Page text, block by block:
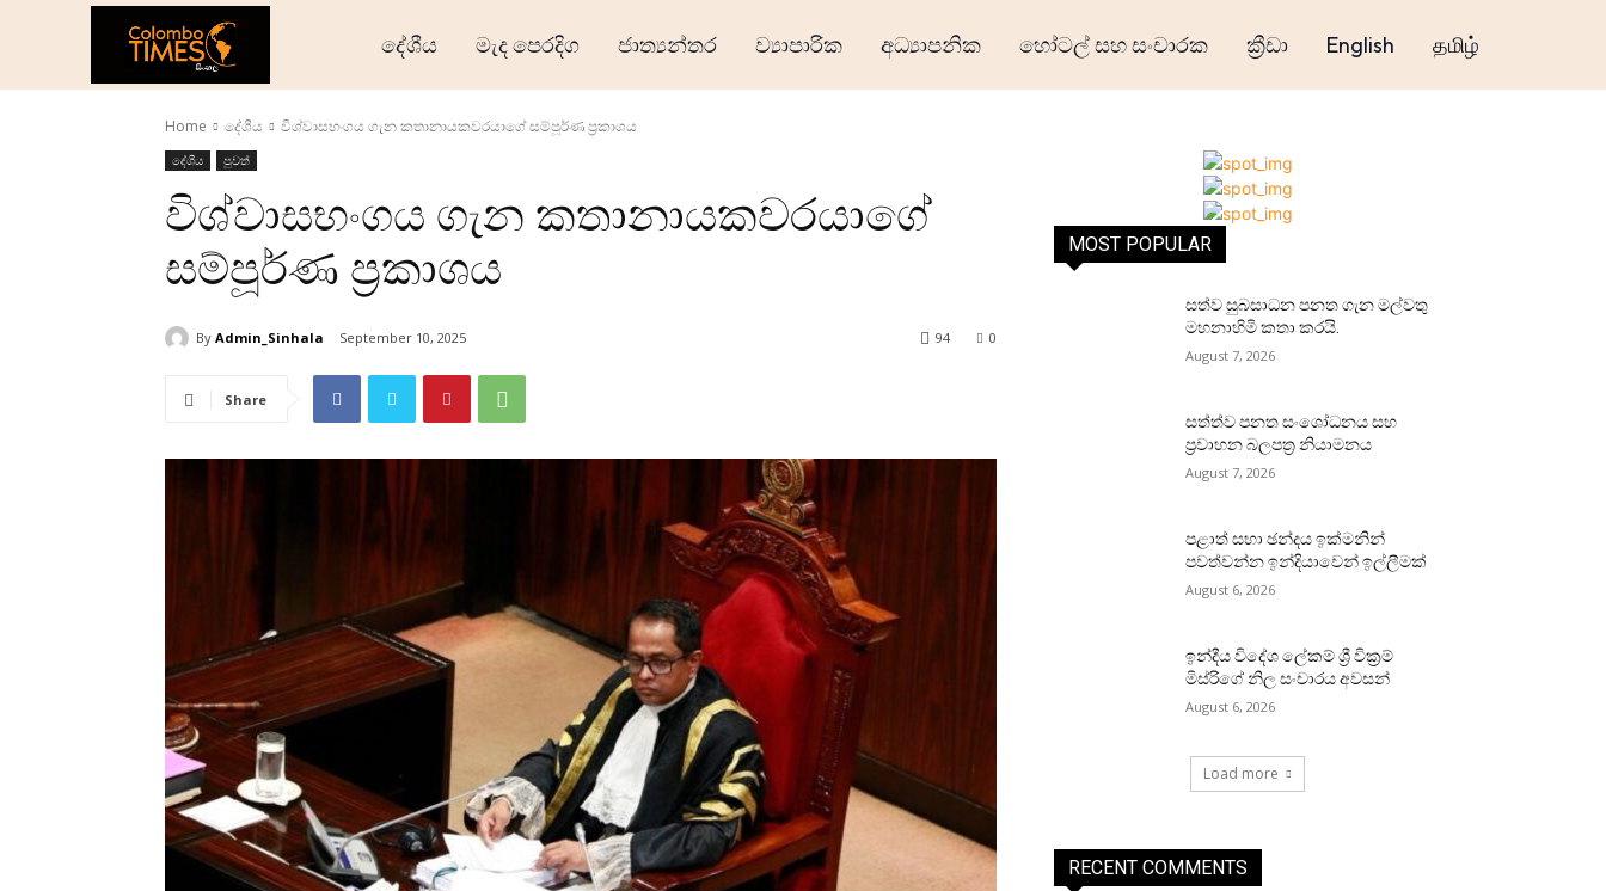
දේශීය මැද පෙරදිග ජාත්‍යන්තර ව්‍යාපාරික අධ්‍යාපනික හෝටල් සහ සංචාරක ක්‍රීඩා English தமிழ்
Home දේශීය විශ්වාසභංගය ගැන කතානායකවරයාගේ සම්පූර්ණ ප්‍රකාශය
දේශීය පුවත්
විශ්වාසභංගය ගැන කතානායකවරයාගේ
සම්පූර්ණ ප්‍රකාශය
By Admin_Sinhala September 10, 2025 0
94
Share
MOST POPULAR
සත්ව සුබසාධන පනත ගැන මල්වතු
මහනාහිමි කතා කරයි.
August 7, 2026
සත්ත්ව පනත සංශෝධනය සහ
ප්‍රවාහන බලපත්‍ර නියාමනය
August 7, 2026
පළාත් සභා ඡන්දය ඉක්මනින්
පවත්වන්න ඉන්දියාවෙන් ඉල්ලීමක්
August 6, 2026
ඉන්දීය විදේශ ලේකම් ශ්‍රී වික්‍රම්
මිස්රිගේ නිල සංචාරය අවසන්
August 6, 2026
Load more
RECENT COMMENTS